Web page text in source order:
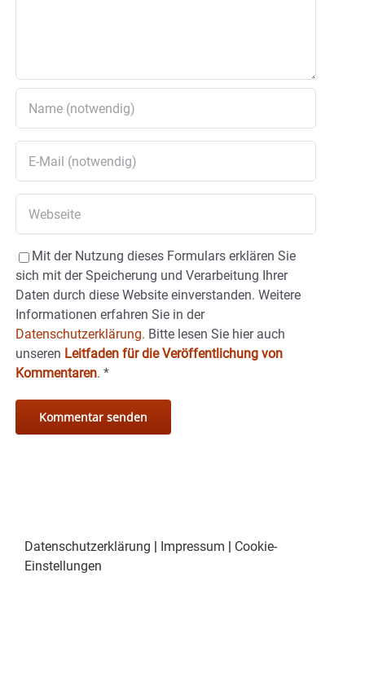
Mit der Nutzung dieses Formulars erklären Sie
sich mit der Speicherung und Verarbeitung Ihrer
Daten durch diese Website einverstanden. Weitere
Informationen erfahren Sie in der
Datenschutzerklärung. Bitte lesen Sie hier auch
unseren Leitfaden für die Veröffentlichung von
Kommentaren. *
Datenschutzerklärung Impressum
Cookie-
Einstellungen